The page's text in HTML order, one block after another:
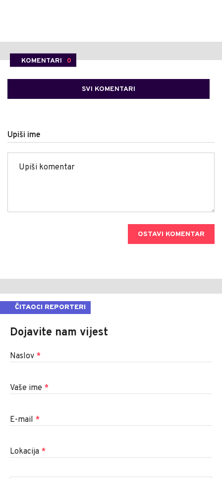
KOMENTARI 0
SVI KOMENTARI
Upiši ime
OSTAVI KOMENTAR
ČITAOCI REPORTERI
Dojavite nam vijest
Naslov *
Vaše ime *
E-mail *
Lokacija *